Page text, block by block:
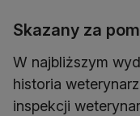
Skazany za
W najbliższym
historia
inspekcji